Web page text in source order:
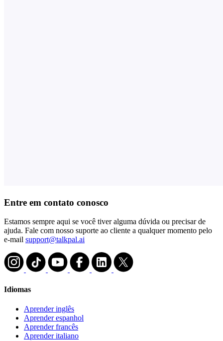
Entre em contato conosco
Estamos sempre aqui se você tiver alguma dúvida ou precisar de
ajuda. Fale com nosso suporte ao cliente a qualquer momento pelo
e-mail support@talkpal.ai
Idiomas
Aprender inglês
Aprender espanhol
Aprender francês
Aprender italiano